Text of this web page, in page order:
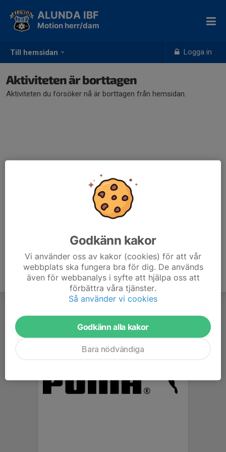
Till hemsidan Logga in
ALUNDA IBF
Motion herr/dam
Aktiviteten är borttagen
Aktiviteten du försöker nå är borttagen från hemsidan.
Godkänn kakor
Vi använder oss av kakor (cookies) för att vår
webbplats ska fungera bra för dig. De används
även för webbanalys i syfte att hjälpa oss att
förbättra våra tjänster.
Så använder vi cookies
Godkänn alla kakor
Bara nödvändiga